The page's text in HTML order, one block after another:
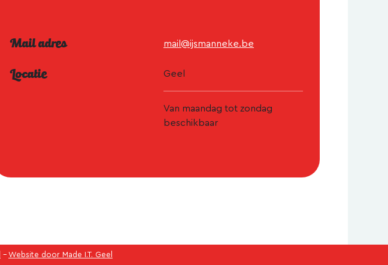
Mail adres
Locatie
mail@ijsmanneke.be
Geel
Van maandag tot zondag
beschikbaar
- Website door Made I.T. Geel